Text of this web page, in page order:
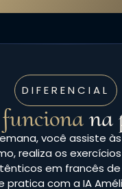
DIFERENCIAL
na
você assiste
realiza os
em francês
pratica com a IA